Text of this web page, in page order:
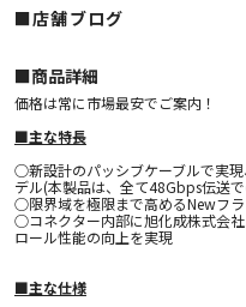
■店舗ブログ
■︎商品詳細
価格は常に市場最安でご案内！
■主な特長
○新設計のパッシブケーブルで実
デル(本製品は、全て48Gbps伝送
○限界域を極限まで高めるNewフ
○コネクター内部に旭化成株式会
ロール性能の向上を実現
■主な仕様